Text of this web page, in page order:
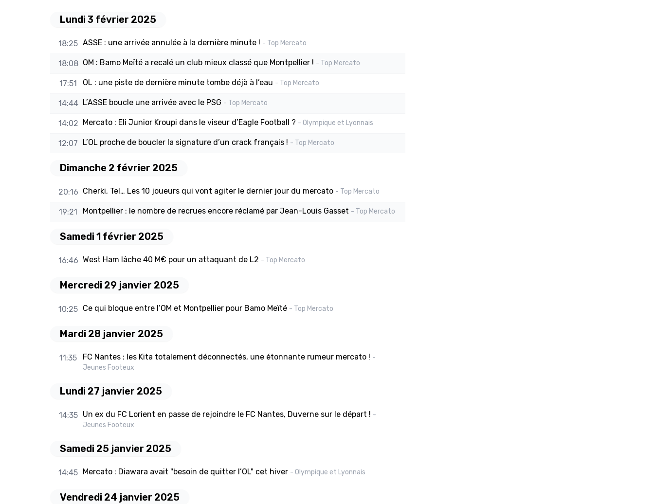
Lundi 3 février 2025
18:25 ASSE : une arrivée annulée à la dernière minute ! - Top Mercato
18:08 OM : Bamo Meïté a recalé un club mieux classé que Montpellier ! - Top Mercato
17:51 OL : une piste de dernière minute tombe déjà à l’eau - Top Mercato
14:44 L’ASSE boucle une arrivée avec le PSG - Top Mercato
14:02 Mercato : Eli Junior Kroupi dans le viseur d’Eagle Football ? - Olympique et Lyonnais
12:07 L’OL proche de boucler la signature d’un crack français ! - Top Mercato
Dimanche 2 février 2025
20:16 Cherki, Tel… Les 10 joueurs qui vont agiter le dernier jour du mercato - Top Mercato
19:21 Montpellier : le nombre de recrues encore réclamé par Jean-Louis Gasset - Top Mercato
Samedi 1 février 2025
16:46 West Ham lâche 40 M€ pour un attaquant de L2 - Top Mercato
Mercredi 29 janvier 2025
10:25 Ce qui bloque entre l’OM et Montpellier pour Bamo Meïté - Top Mercato
Mardi 28 janvier 2025
11:35 FC Nantes : les Kita totalement déconnectés, une étonnante rumeur mercato ! -
Jeunes Footeux
Lundi 27 janvier 2025
14:35 Un ex du FC Lorient en passe de rejoindre le FC Nantes, Duverne sur le départ ! -
Jeunes Footeux
Samedi 25 janvier 2025
14:45 Mercato : Diawara avait "besoin de quitter l’OL" cet hiver - Olympique et Lyonnais
Vendredi 24 janvier 2025